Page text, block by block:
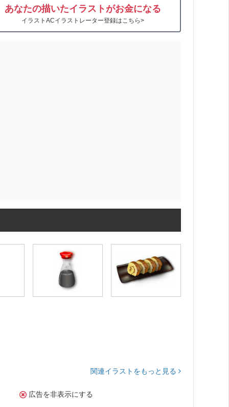
あなたの描いたイラストがお金になる
イラストACイラストレーター登録はこちら>
関連イラストをもっと見る
広告を非表示にする